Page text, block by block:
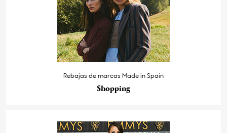
Rebajas de marcas Made in Spain
Shopping